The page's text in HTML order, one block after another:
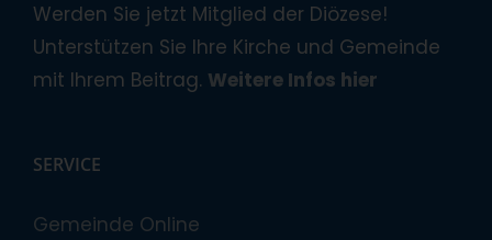
Werden Sie jetzt Mitglied der Diözese!
Unterstützen Sie Ihre Kirche und Gemeinde
mit Ihrem Beitrag. Weitere Infos hier
SERVICE
Gemeinde Online